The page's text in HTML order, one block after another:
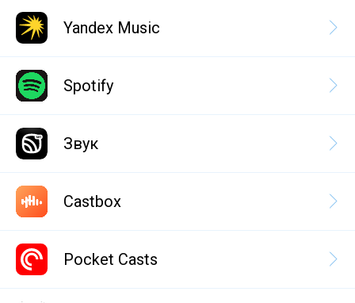
Yandex Music
Spotify
Звук
Castbox
Pocket Casts